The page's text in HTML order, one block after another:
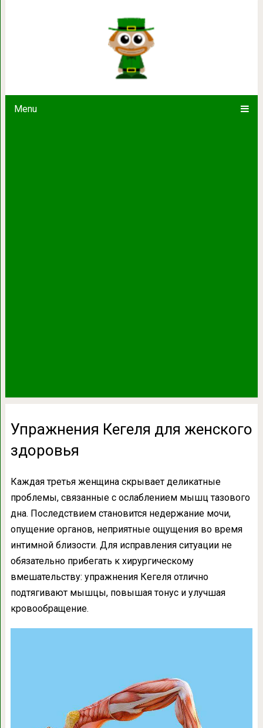
Menu
Упражнения Кегеля для
Упражнения Кегеля для женского
здоровья
Каждая третья женщина скрывает деликатные
проблемы, связанные с ослаблением мышц тазового
дна. Последствием становится недержание мочи,
опущение органов, неприятные ощущения во время
интимной близости. Для исправления ситуации не
обязательно прибегать к хирургическому
вмешательству: упражнения Кегеля отлично
подтягивают мышцы, повышая тонус и улучшая
кровообращение.